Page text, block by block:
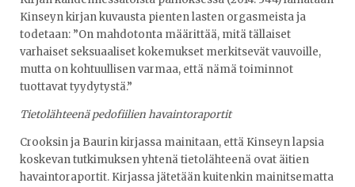
Kinseyn kirjan kuvausta pienten lasten orgasmeista ja
todetaan: ”On mahdotonta määrittää, mitä tällaiset
varhaiset seksuaaliset kokemukset merkitsevät vauvoille,
mutta on kohtuullisen varmaa, että nämä toiminnot
tuottavat tyydytystä.”
Tietolähteenä pedofiilien havaintoraportit
Crooksin ja Baurin kirjassa mainitaan, että Kinseyn lapsia
koskevan tutkimuksen yhtenä tietolähteenä ovat äitien
havaintoraportit. Kirjassa jätetään kuitenkin mainitsematta